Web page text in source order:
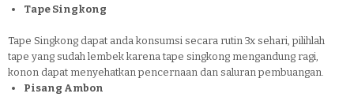
Tape Singkong
Tape Singkong dapat anda konsumsi secara rutin 3x sehari, pilihlah
tape yang sudah lembek karena tape singkong mengandung ragi,
konon dapat menyehatkan pencernaan dan saluran pembuangan.
Pisang Ambon